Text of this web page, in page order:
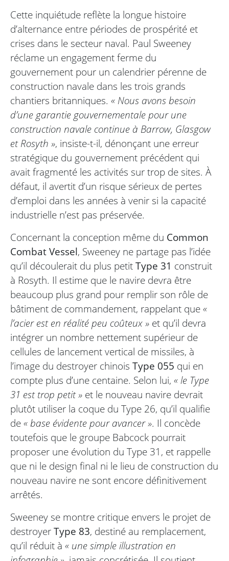
Cette inquiétude reflète la longue histoire
d’alternance entre périodes de prospérité et
crises dans le secteur naval. Paul Sweeney
réclame un engagement ferme du
gouvernement pour un calendrier pérenne de
construction navale dans les trois grands
chantiers britanniques. « Nous avons besoin
d’une garantie gouvernementale pour une
construction navale continue à Barrow, Glasgow
et Rosyth », insiste-t-il, dénonçant une erreur
stratégique du gouvernement précédent qui
avait fragmenté les activités sur trop de sites. À
défaut, il avertit d’un risque sérieux de pertes
d’emploi dans les années à venir si la capacité
industrielle n’est pas préservée.
Concernant la conception même du Common
Combat Vessel, Sweeney ne partage pas l’idée
qu’il découlerait du plus petitType 31 construit
à Rosyth. Il estime que le navire devra être
beaucoup plus grand pour remplir son rôle de
bâtiment de commandement, rappelant que«
l’acier est en réalité peu coûteux » et qu’il devra
intégrer un nombre nettement supérieur de
cellules de lancement vertical de missiles, à
l’image du destroyer chinois Type 055 qui en
compte plus d’une centaine. Selon lui, « le Type
31 est trop petit » et le nouveau navire devrait
plutôt utiliser la coque du Type 26, qu’il qualifie
de« base évidente pour avancer ». Il concède
toutefois que le groupe Babcock pourrait
proposer une évolution du Type 31, et rappelle
que ni le design final ni le lieu de construction du
nouveau navire ne sont encore définitivement
arrêtés.
Sweeney se montre critique envers le projet de
destroyerType 83, destiné au remplacement,
qu’il réduit à « une simple illustration en